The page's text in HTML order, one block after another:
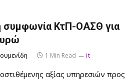
συμφωνία ΚτΠ-ΟΑΣΘ για
1 Min Read it
αξίας υπηρεσιών προς